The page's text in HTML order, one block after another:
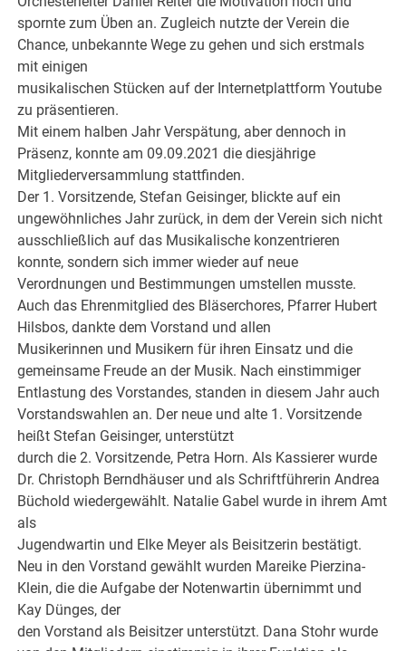
spornte zum Üben an. Zugleich nutzte der Verein die
Chance, unbekannte Wege zu gehen und sich erstmals
mit einigen
musikalischen Stücken auf der Internetplattform Youtube
zu präsentieren.
Mit einem halben Jahr Verspätung, aber dennoch in
Präsenz, konnte am 09.09.2021 die diesjährige
Mitgliederversammlung stattfinden.
Der 1. Vorsitzende, Stefan Geisinger, blickte auf ein
ungewöhnliches Jahr zurück, in dem der Verein sich nicht
ausschließlich auf das Musikalische konzentrieren
konnte, sondern sich immer wieder auf neue
Verordnungen und Bestimmungen umstellen musste.
Auch das Ehrenmitglied des Bläserchores, Pfarrer Hubert
Hilsbos, dankte dem Vorstand und allen
Musikerinnen und Musikern für ihren Einsatz und die
gemeinsame Freude an der Musik. Nach einstimmiger
Entlastung des Vorstandes, standen in diesem Jahr auch
Vorstandswahlen an. Der neue und alte 1. Vorsitzende
heißt Stefan Geisinger, unterstützt
durch die 2. Vorsitzende, Petra Horn. Als Kassierer wurde
Dr. Christoph Berndhäuser und als Schriftführerin Andrea
Büchold wiedergewählt. Natalie Gabel wurde in ihrem Amt
als
Jugendwartin und Elke Meyer als Beisitzerin bestätigt.
Neu in den Vorstand gewählt wurden Mareike Pierzina-
Klein, die die Aufgabe der Notenwartin übernimmt und
Kay Dünges, der
den Vorstand als Beisitzer unterstützt. Dana Stohr wurde